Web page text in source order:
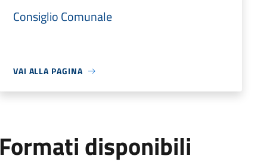
Consiglio Comunale
VAI ALLA PAGINA
Formati disponibili